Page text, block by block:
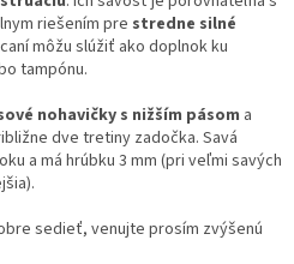
riešením pre stredne silné
môžu slúžiť ako doplnok ku
tampónu.
nohavičky s nižším pásom a
dve tretiny zadočka. Savá
a má hrúbku 3 mm (pri veľmi savých
sedieť, venujte prosím zvýšenú